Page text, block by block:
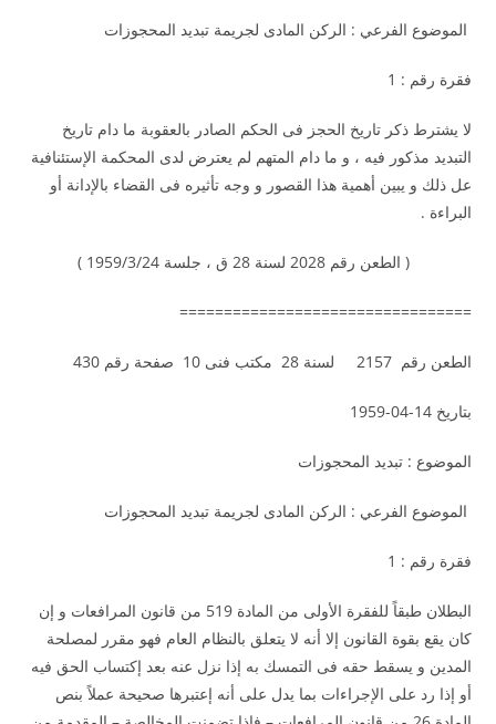
الموضوع الفرعي : الركن المادى لجريمة تبديد المحجوزات
فقرة رقم : 1
لا يشترط ذكر تاريخ الحجز فى الحكم الصادر بالعقوبة ما دام تاريخ
التبديد مذكور فيه ، و ما دام المتهم لم يعترض لدى المحكمة الإستئنافية
عل ذلك و يبين أهمية هذا القصور و وجه تأثيره فى القضاء بالإدانة أو
البراءة .
( الطعن رقم 2028 لسنة 28 ق ، جلسة 1959/3/24 )
=================================
الطعن رقم 2157 لسنة 28 مكتب فنى 10 صفحة رقم 430
بتاريخ 14-04-1959
الموضوع : تبديد المحجوزات
الموضوع الفرعي : الركن المادى لجريمة تبديد المحجوزات
فقرة رقم : 1
البطلان طبقاً للفقرة الأولى من المادة 519 من قانون المرافعات و إن
كان يقع بقوة القانون إلا أنه لا يتعلق بالنظام العام فهو مقرر لمصلحة
المدين و يسقط حقه فى التمسك به إذا نزل عنه بعد إكتساب الحق فيه
أو إذا رد على الإجراءات بما يدل على أنه إعتبرها صحيحة عملاً بنص